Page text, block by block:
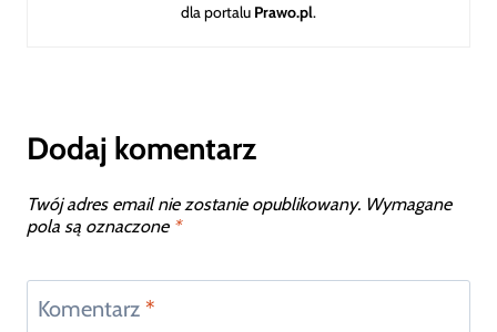
dla portalu Prawo.pl.
Dodaj komentarz
Twój adres email nie zostanie opublikowany. Wymagane
pola są oznaczone *
Komentarz *